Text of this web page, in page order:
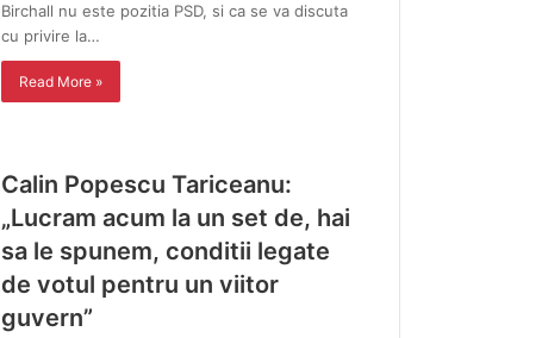
Birchall nu este pozitia PSD, si ca se va discuta
cu privire la…
Read More »
Calin Popescu Tariceanu:
„Lucram acum la un set de, hai
sa le spunem, conditii legate
de votul pentru un viitor
guvern”